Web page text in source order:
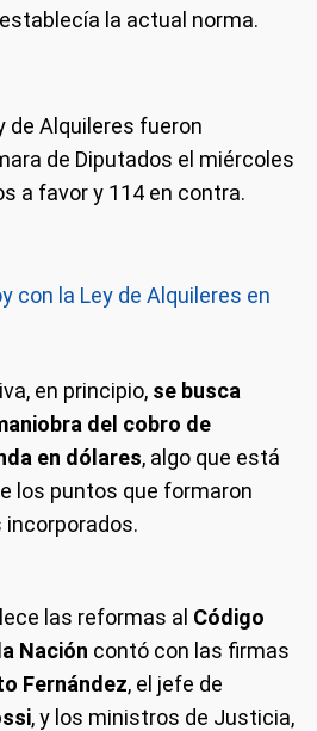
la actual norma.
de Alquileres fueron
de Diputados el miércoles
a favor y 114 en contra.
con la Ley de Alquileres en
en principio, se busca
del cobro de
en dólares, algo que está
los puntos que formaron
las reformas al Código
Nación contó con las firmas
Fernández, el jefe de
, y los ministros de Justicia,